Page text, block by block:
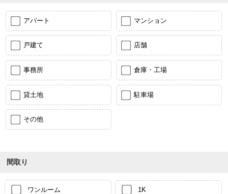
アパート マンション
戸建て 店舗
事務所 倉庫・工場
貸土地 駐車場
その他
間取り
ワンルーム 1K